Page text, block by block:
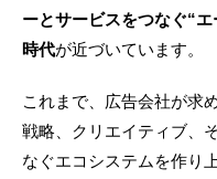
ーとサービスをつなぐ“
時代が近づいています。
これまで、広告会社が求
戦略、クリエイティブ、
なぐエコシステムを作り